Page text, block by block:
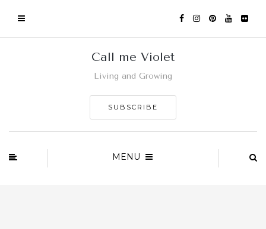
Call me Violet
Living and Growing
SUBSCRIBE
MENU